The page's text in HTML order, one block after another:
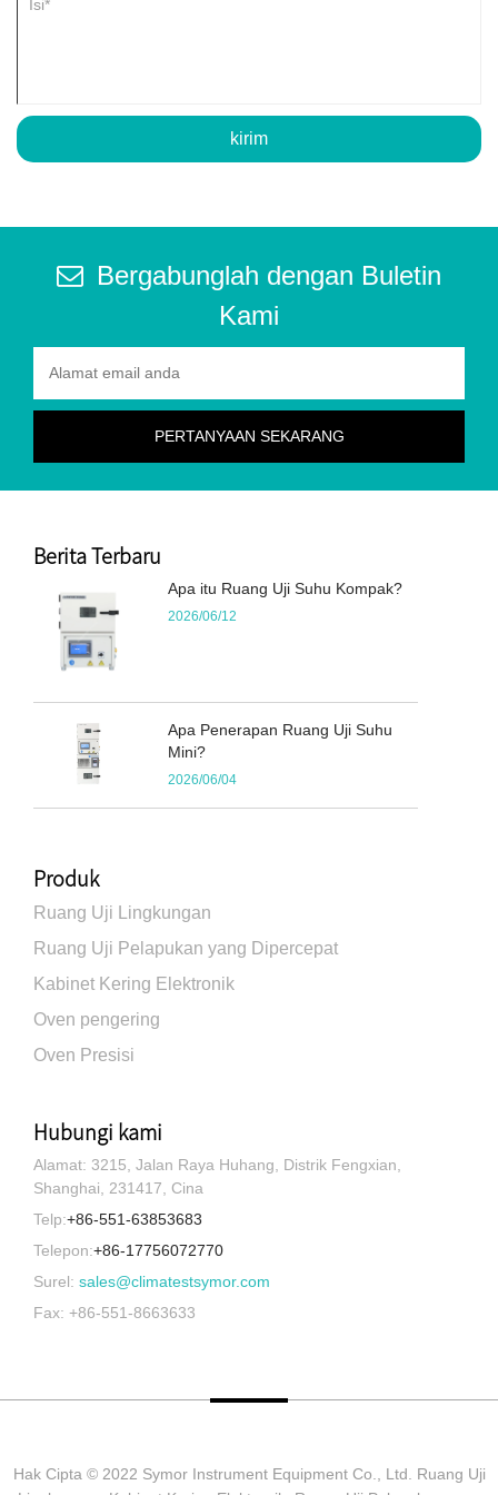
kirim
Bergabunglah dengan Buletin
Kami
Berita Terbaru
Apa itu Ruang Uji Suhu Kompak?
2026/06/12
Apa Penerapan Ruang Uji Suhu
Mini?
2026/06/04
Produk
Ruang Uji Lingkungan
Ruang Uji Pelapukan yang Dipercepat
Kabinet Kering Elektronik
Oven pengering
Oven Presisi
Hubungi kami
Alamat: 3215, Jalan Raya Huhang, Distrik Fengxian,
Shanghai, 231417, Cina
Telp:+86-551-63853683
Telepon:+86-17756072770
Surel: sales@climatestsymor.com
Fax: +86-551-8663633
Hak Cipta © 2022 Symor Instrument Equipment Co., Ltd. Ruang Uji